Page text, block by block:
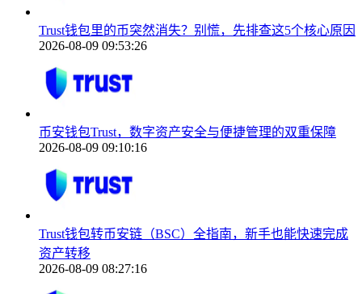
Trust钱包里的币突然消失？别慌，先排查这5个核心原因
2026-08-09 09:53:26
币安钱包Trust，数字资产安全与便捷管理的双重保障
2026-08-09 09:10:16
Trust钱包转币安链（BSC）全指南，新手也能快速完成
资产转移
2026-08-09 08:27:16